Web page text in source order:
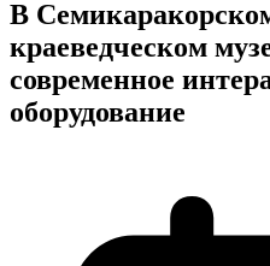
В
краеведческом
современное
оборудование